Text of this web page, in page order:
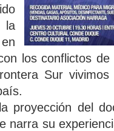
la
los conflictos
Sur
proyección del
narra su